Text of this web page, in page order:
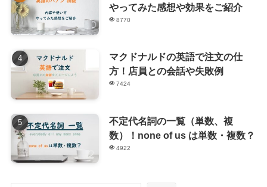
やってみた感想や効果をご紹介
8770
マクドナルドの英語で注文の仕
方！店員との会話や失敗例
7424
不定代名詞の一覧（単数、複
数）！none of us は単数・複数？
4922